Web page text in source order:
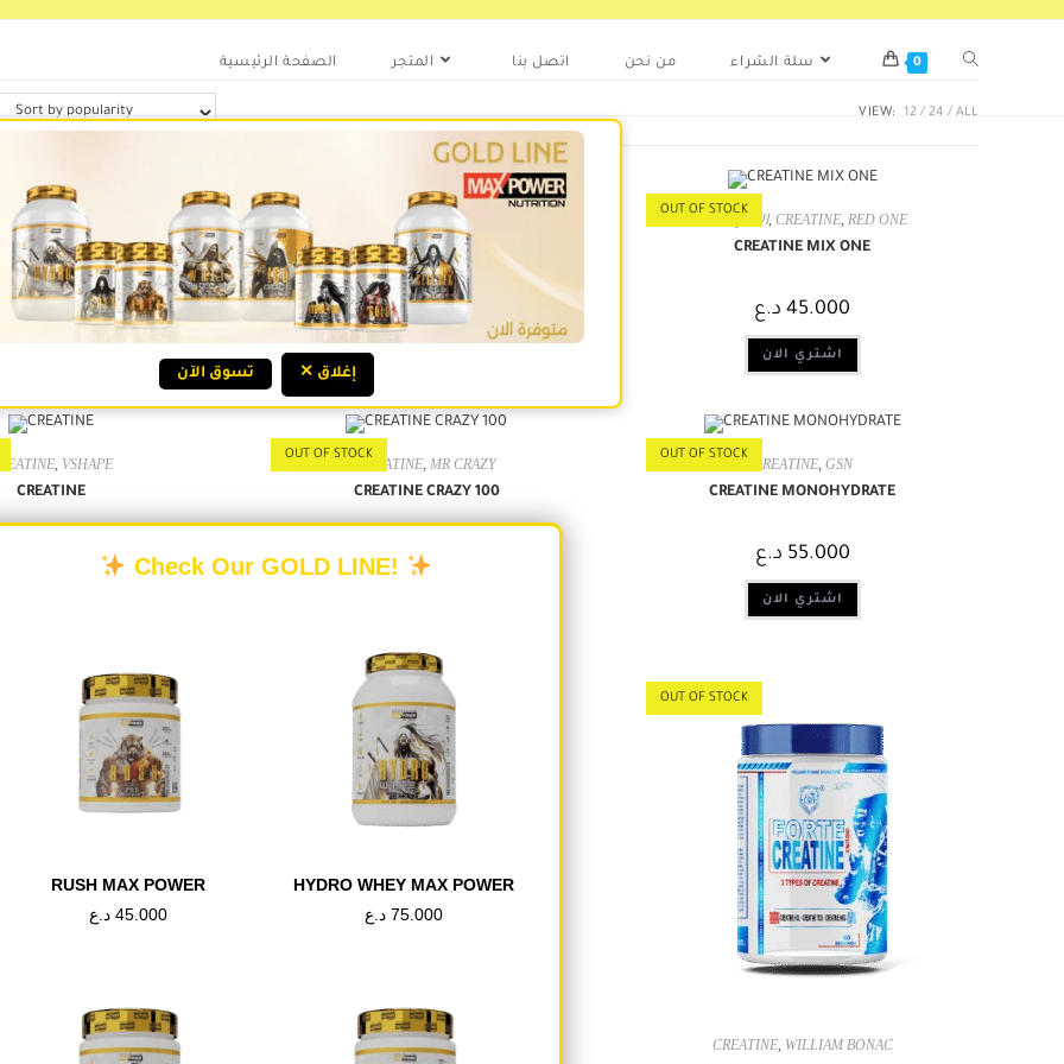
الصفحة الرئيسية المتجر اتصل بنا من نحن سلة الشراء 0
VIEW: 12 24 ALL
,BPI SPORTS
creatine bpi
38.000 د.ع
OUT OF STOCK
CREATINE
MAX POWER
CREA PRO MAXPOWER
35.000 د.ع
OUT OF STOCK
"الاكثر مبيعا, CREATINE, RED ONE
CREATINE MIX ONE
45.000 د.ع
اشتري الان
, VSHAPE
CREATINE
OUT OF STOCK
CREATINE, MR CRAZY
CREATINE CRAZY 100
50.000 د.ع
OUT OF STOCK
CREATINE, GSN
CREATINE MONOHYDRATE
55.000 د.ع
اشتري الان
GSN
HCL+TEST
55.000
OUT OF STOCK
CREATINE,MR CRAZY
CREATINE CRAZY 200
65.000 د.ع
OUT OF STOCK
CREATINE, WILLIAM BONAC
Check Our GOLD LINE!
RUSH MAX POWER
45.000 د.ع
HYDRO WHEY MAX POWER
75.000 د.ع
تسوق الآن ✕ إغلاق